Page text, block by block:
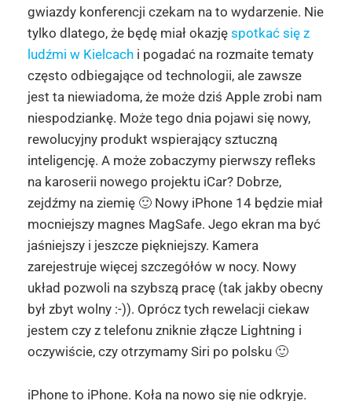
gwiazdy konferencji czekam na to wydarzenie. Nie
tylko dlatego, że będę miał okazję spotkać się z
ludźmi w Kielcachi pogadać na rozmaite tematy
często odbiegające od technologii, ale zawsze
jest ta niewiadoma, że może dziś Apple zrobi nam
niespodziankę. Może tego dnia pojawi się nowy,
rewolucyjny produkt wspierający sztuczną
inteligencję. A może zobaczymy pierwszy refleks
na karoserii nowego projektu iCar? Dobrze,
zejdźmy na ziemię 🙂 Nowy iPhone 14 będzie miał
mocniejszy magnes MagSafe. Jego ekran ma być
jaśniejszy i jeszcze piękniejszy. Kamera
zarejestruje więcej szczegółów w nocy. Nowy
układ pozwoli na szybszą pracę (tak jakby obecny
był zbyt wolny :-)). Oprócz tych rewelacji ciekaw
jestem czy z telefonu zniknie złącze Lightning i
oczywiście, czy otrzymamy Siri po polsku 🙂
iPhone to iPhone. Koła na nowo się nie odkryje.